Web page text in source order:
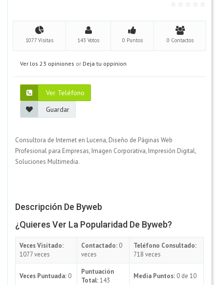
1077 Visitas 143 Votos 0 Puntos 0 Contactos
Ver los 23 opiniones or Deja tu oppinion
Ver Teléfono
Guardar
Consultora de Internet en Lucena, Diseño de Páginas Web
Profesional para Empresas, Imagen Corporativa, Impresión Digital,
Soluciones Multimedia.
Descripción De Byweb
¿Quieres Ver La Popularidad De Byweb?
Veces Visitado:
1077 veces
Contactado: 0
veces
Teléfono Consultado:
718 veces
Veces Puntuada: 0
Puntuación
Total:143
Media Puntos: 0 de 10